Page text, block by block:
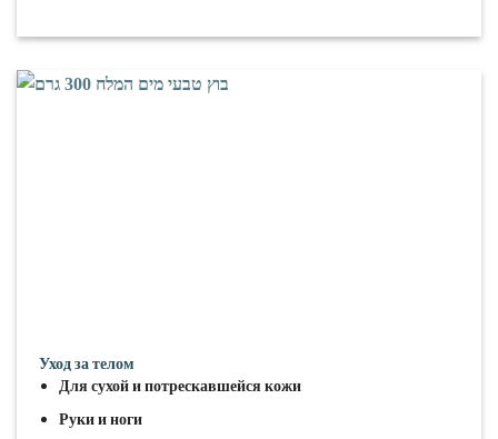
Уход за телом
Для сухой и потрескавшейся кожи
Руки и ноги